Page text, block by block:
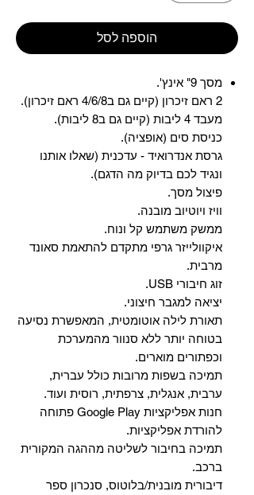
הוספה לסל
מסך 9" אינץ'.
2 ראם זיכרון (קיים גם ב4/6/8 ראם זיכרון).
מעבד 4 ליבות (קיים גם ב8 ליבות).
כניסת סים (אופציה).
גרסת אנדרואיד - עדכנית (שאלו אותנו
ונגיד לכם בדיוק מה הדגם).
פיצול מסך.
וויז ויוטיוב מובנה.
ממשק משתמש קל ונוח.
איקוולייזר גרפי מתקדם להתאמת סאונד
מרבית.
זוג חיבורי USB.
יציאה למגבר חיצוני.
תאורת לילה אוטומטית, המאפשרת נסיעה
בטוחה יותר ללא סנוור מהמערכת
וכפתורים מוארים.
תמיכה בשפות מרובות כולל עברית,
ערבית, אנגלית, צרפתית, רוסית ועוד.
‏חנות אפליקציות Google Play פתוחה
להורדת אפליקציות.
‏תמיכה בחיבור לשליטה מההגה המקורית
ברכב.
‏דיבורית מובנית/בלוטוס, ‏סנכרון ספר